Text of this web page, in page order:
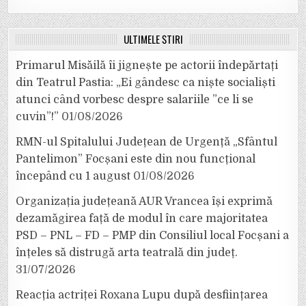
ULTIMELE ȘTIRI
Primarul Misăilă îi jignește pe actorii îndepărtați
din Teatrul Pastia: „Ei gândesc ca niște socialiști
atunci când vorbesc despre salariile ”ce li se
cuvin”!” 01/08/2026
RMN-ul Spitalului Județean de Urgență „Sfântul
Pantelimon” Focșani este din nou funcțional
începând cu 1 august 01/08/2026
Organizația județeană AUR Vrancea își exprimă
dezamăgirea față de modul în care majoritatea
PSD – PNL – FD – PMP din Consiliul local Focșani a
înțeles să distrugă arta teatrală din județ.
31/07/2026
Reacția actriței Roxana Lupu după desființarea